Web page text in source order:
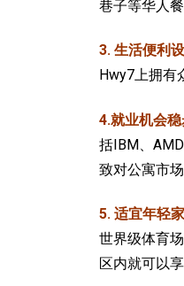
巷子等华人
3. 生活便利设
Hwy7上拥有
4.就业机会稳
括IBM、
致对公寓市
5. 适宜年轻家
世界级体育
区内就可以